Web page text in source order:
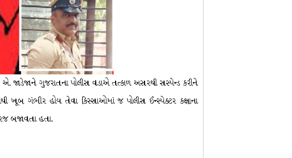
જાડેજાને ગુજરાતના પોલીસ વડાએ તત્કાળ અસરથી સસ્પેન્ડ કરીને
ખૂબ ગંભીર હોય તેવા કિસ્સાઓમાં જ પોલીસ ઈન્સ્પેક્ટર કક્ષાના
બજાવતા હતા.